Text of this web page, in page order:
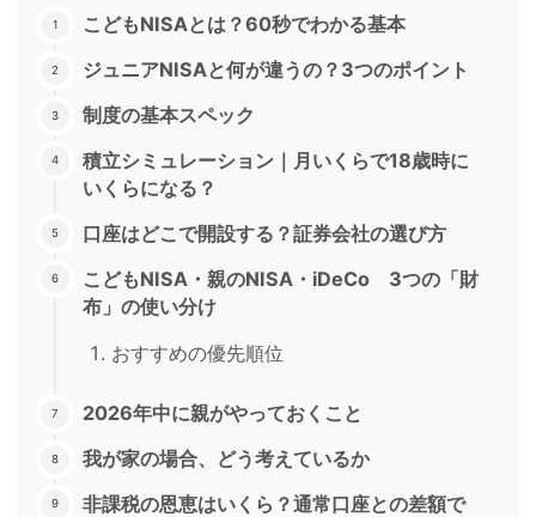
こどもNISAとは？60秒でわかる基本
ジュニアNISAと何が違うの？3つのポイント
制度の基本スペック
積立シミュレーション｜月いくらで18歳時に
いくらになる？
口座はどこで開設する？証券会社の選び方
こどもNISA・親のNISA・iDeCo 3つの「財
布」の使い分け
おすすめの優先順位
2026年中に親がやっておくこと
我が家の場合、どう考えているか
非課税の恩恵はいくら？通常口座との差額で